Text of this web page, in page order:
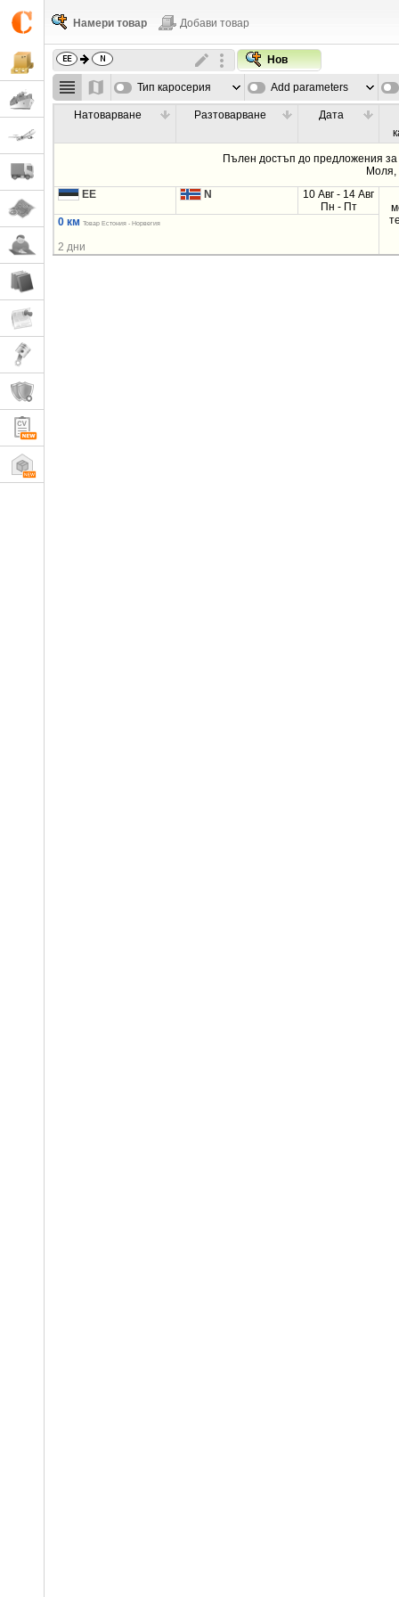
Намери товар Добави товар
Нов
Тип каросерия Add parameters
Натоварване Разтоварване
Дата
Пълен достъп до предложения
Моля,
EE
N
10 Авг - 14 Авг
Пн - Пт
0 км Товар Естония - Норвегия
2 дни